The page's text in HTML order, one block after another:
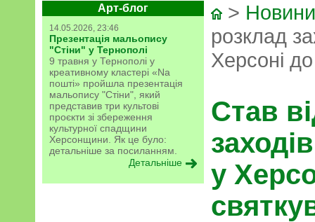
Арт-блог
14.05.2026, 23:46
Презентація мальопису
"Стіни" у Тернополі
9 травня у Тернополі у
креативному кластері «Na
пошті» пройшла презентація
мальопису "Стіни", який
представив три культові
проєкти зі збереження
культурної спадщини
Херсонщини. Як це було:
детальніше за посиланням.
Детальніше
>
розклад
Херсоні
Став
у